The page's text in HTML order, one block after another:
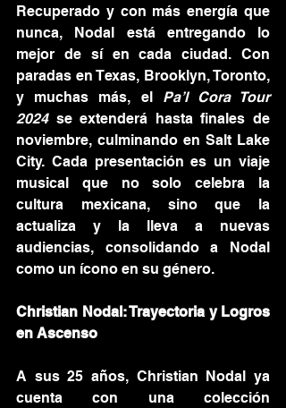
Recuperado y con más energía que
nunca, Nodal está entregando lo
mejor de sí en cada ciudad. Con
paradas en Texas, Brooklyn, Toronto,
y muchas más, el Pa’l Cora Tour
2024 se extenderá hasta finales de
noviembre, culminando en Salt Lake
City. Cada presentación es un viaje
musical que no solo celebra la
cultura mexicana, sino que la
actualiza y la lleva a nuevas
audiencias, consolidando a Nodal
como un ícono en su género.
Christian Nodal: Trayectoria y Logros
en Ascenso
A sus 25 años, Christian Nodal ya
cuenta con una colección